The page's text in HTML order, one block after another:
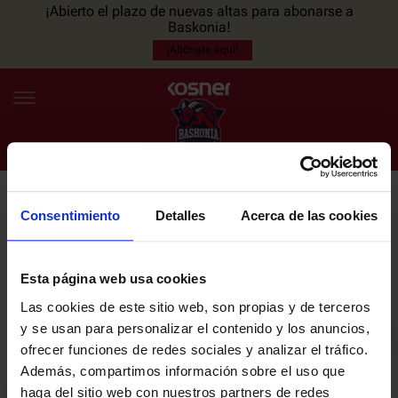
Consentimiento Detalles Acerca de las cookies
Esta página web usa cookies
Las cookies de este sitio web, son propias y de terceros
y se usan para personalizar el contenido y los anuncios,
ofrecer funciones de redes sociales y analizar el tráfico.
Además, compartimos información sobre el uso que
haga del sitio web con nuestros partners de redes
¡Abierto el plazo de nuevas altas para abonarse a
Baskonia!
¡Abónate aquí!
ES EU
NOTICIAS
PLANTILLA
ENTRADAS
NEWSLETTER
últimas noticias y promociones del club.
Email
He leído y acepto laPolítica de privacidaddel SASKI BASKONIA